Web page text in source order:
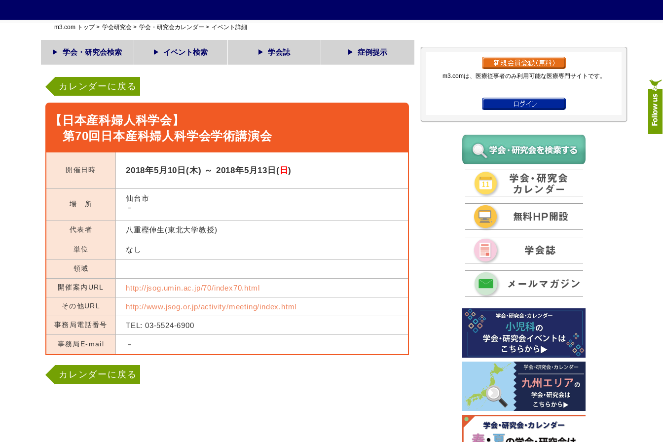
m3.com トップ> 学会研究会 > 学会・研究会カレンダー > イベント詳細
学会・研究会検索 イベント検索 学会誌 症例提示
カレンダーに戻る
【日本産科婦人科学会】
第70回日本産科婦人科学会学術講演会
開催日時 2018年5月10日(木) ～ 2018年5月13日( 日)
場 所
仙台市
－
代表者 八重樫伸生(東北大学教授)
単位 なし
領域
開催案内URL http://jsog.umin.ac.jp/70/index70.html
その他URL http://www.jsog.or.jp/activity/meeting/index.html
事務局電話番号 TEL: 03-5524-6900
事務局E-mail －
カレンダーに戻る
m3.comは、医療従事者のみ利用可能な医療専門サイトです。